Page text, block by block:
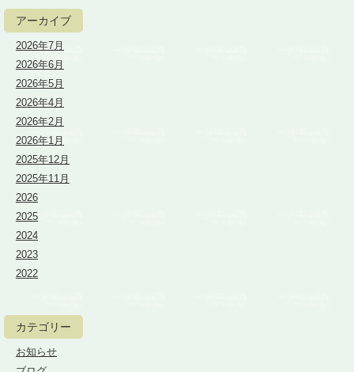
アーカイブ
2026年7月
2026年6月
2026年5月
2026年4月
2026年2月
2026年1月
2025年12月
2025年11月
2026
2025
2024
2023
2022
カテゴリー
お知らせ